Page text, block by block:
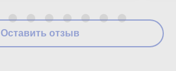
Оставить отзыв